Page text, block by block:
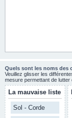
Quels sont les noms des
Veuillez glisser les
mesure permettant de lutter
La mauvaise liste
Sol - Corde